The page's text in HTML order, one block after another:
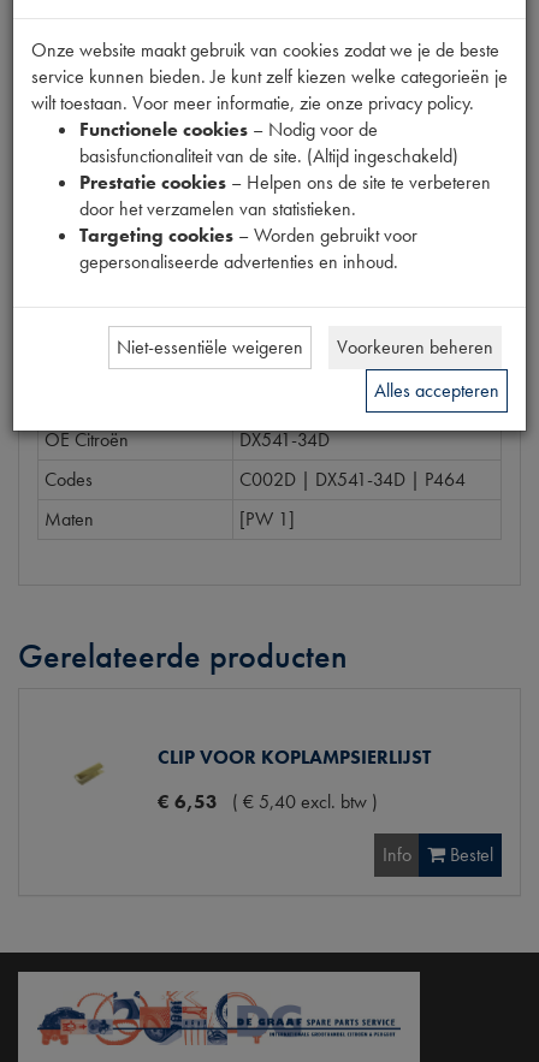
€39,85 (€32,93excl. btw)
Bestel
Specificaties Omschrijving
Eigenschappen
Model Citroën
DS
OE Citroën
DX541-34D
Codes
C002D | DX541-34D | P464
Maten
[PW 1]
Gerelateerde producten
CLIP VOOR KOPLAMPSIERLIJST
€ 6,53 ( € 5,40excl. btw )
Info Bestel
Onze website maakt gebruik van cookies zodat we je de beste
service kunnen bieden. Je kunt zelf kiezen welke categorieën je
wilt toestaan. Voor meer informatie, zie onze privacy policy.
Functionele cookies – Nodig voor de
basisfunctionaliteit van de site. (Altijd ingeschakeld)
Prestatie cookies – Helpen ons de site te verbeteren
door het verzamelen van statistieken.
Targeting cookies – Worden gebruikt voor
gepersonaliseerde advertenties en inhoud.
Niet-essentiële weigeren
Voorkeuren beheren
Alles accepteren